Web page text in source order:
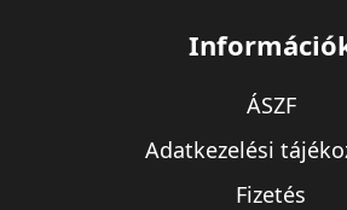
ÁSZF
Adatkezelési
Fizetés